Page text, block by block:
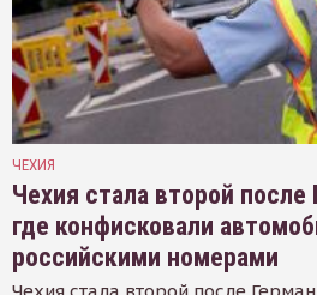
ЧЕХИЯ
Чехия стала второй после
где конфисковали
российскими номерами